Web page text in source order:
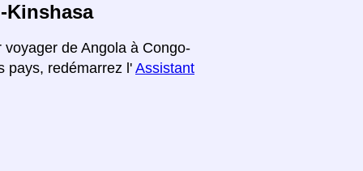
Kinshasa
de Angola à Congo-
pays, redémarrez l' Assistant